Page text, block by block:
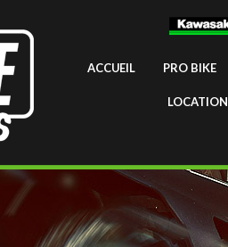
ACCUEIL PRO BIKE
LOCATION